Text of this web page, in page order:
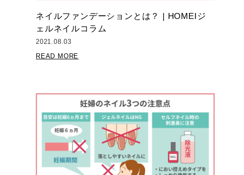
ネイルファンデーションとは？ | HOMEIジ
ェルネイルコラム
2021.08.03
READ MORE